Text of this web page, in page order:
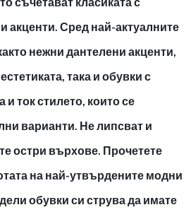
акценти. Сред най-актуалните
нежни дантелени акценти,
така и обувки с
и ток стилето, които се
варианти. Не липсват и
остри върхове. Прочетете
на най-утвърдените модни
обувки си струва да имате